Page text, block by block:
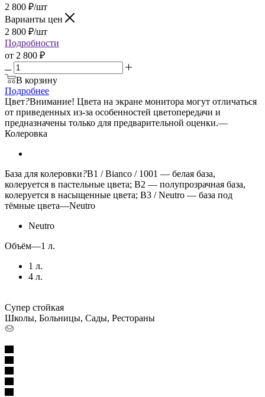
2 800 ₽/шт
Варианты цен
2 800 ₽/шт
Подробности
от 2 800 ₽
В корзину
Подробнее
Цвет?Внимание! Цвета на экране монитора могут отличаться
от приведенных из-за особенностей цветопередачи и
предназначены только для предварительной оценки.—
Колеровка
База для колеровки?B1 / Bianco / 1001 — белая база,
колеруется в пастельные цвета; B2 — полупрозрачная база,
колеруется в насыщенные цвета; B3 / Neutro — база под
тёмные цвета—Neutro
Neutro
Объём—1 л.
1 л.
4 л.
Супер стойкая
Школы, Больницы, Сады, Рестораны